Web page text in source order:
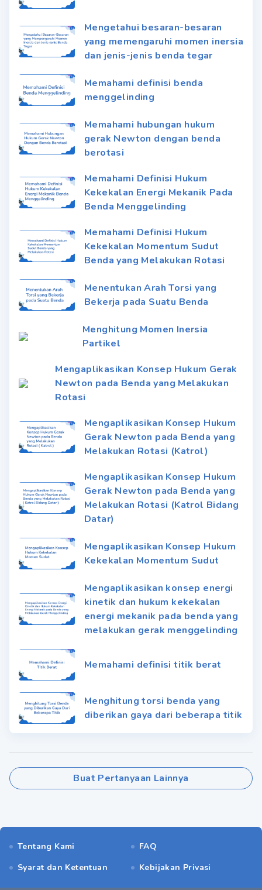
Mengetahui besaran-besaran
yang memengaruhi momen inersia
dan jenis-jenis benda tegar
Memahami definisi benda
menggelinding
Memahami hubungan hukum
gerak Newton dengan benda
berotasi
Memahami Definisi Hukum
Kekekalan Energi Mekanik Pada
Benda Menggelinding
Memahami Definisi Hukum
Kekekalan Momentum Sudut
Benda yang Melakukan Rotasi
Menentukan Arah Torsi yang
Bekerja pada Suatu Benda
Menghitung Momen Inersia
Partikel
Mengaplikasikan Konsep Hukum Gerak
Newton pada Benda yang Melakukan
Rotasi
Mengaplikasikan Konsep Hukum
Gerak Newton pada Benda yang
Melakukan Rotasi (Katrol)
Mengaplikasikan Konsep Hukum
Gerak Newton pada Benda yang
Melakukan Rotasi (Katrol Bidang
Datar)
Mengaplikasikan Konsep Hukum
Kekekalan Momentum Sudut
Mengaplikasikan konsep energi
kinetik dan hukum kekekalan
energi mekanik pada benda yang
melakukan gerak menggelinding
Memahami definisi titik berat
Menghitung torsi benda yang
diberikan gaya dari beberapa titik
Buat Pertanyaan Lainnya
Tentang Kami
FAQ
Syarat dan Ketentuan
Kebijakan Privasi